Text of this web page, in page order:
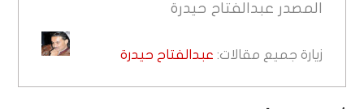
المصدر عبدالفتاح حيدرة
زيارة جميع مقالات: عبدالفتاح حيدرة